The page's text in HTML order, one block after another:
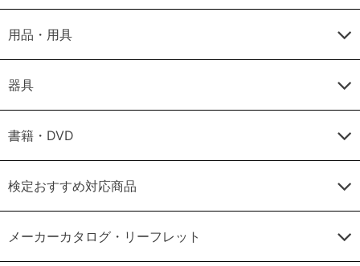
用品・用具
器具
書籍・DVD
検定おすすめ対応商品
メーカーカタログ・リーフレット